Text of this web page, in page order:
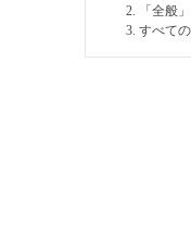
「全般
すべて